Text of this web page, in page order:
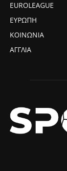
EUROLEAGUE
ΕΥΡΩΠΗ
ΚΟΙΝΩΝΙΑ
ΑΓΓΛΙΑ